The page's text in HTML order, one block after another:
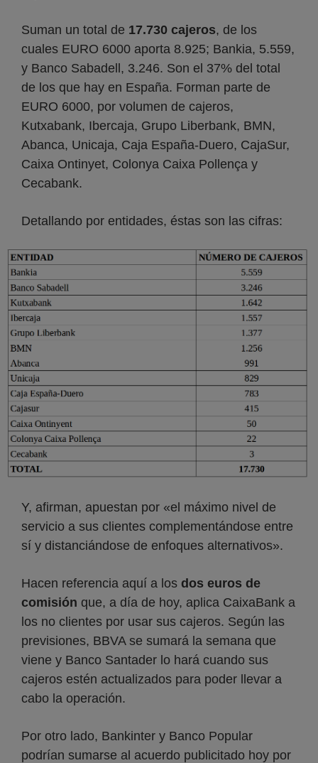
Suman un total de 17.730 cajeros, de los
cuales EURO 6000 aporta 8.925; Bankia, 5.559,
y Banco Sabadell, 3.246. Son el 37% del total
de los que hay en España. Forman parte de
EURO 6000, por volumen de cajeros,
Kutxabank, Ibercaja, Grupo Liberbank, BMN,
Abanca, Unicaja, Caja España-Duero, CajaSur,
Caixa Ontinyet, Colonya Caixa Pollença y
Cecabank.
Detallando por entidades, éstas son las cifras:
Y, afirman, apuestan por «el máximo nivel de
servicio a sus clientes complementándose entre
sí y distanciándose de enfoques alternativos».
Hacen referencia aquí a los dos euros de
comisión que, a día de hoy, aplica CaixaBank a
los no clientes por usar sus cajeros. Según las
previsiones, BBVA se sumará la semana que
viene y Banco Santader lo hará cuando sus
cajeros estén actualizados para poder llevar a
cabo la operación.
Por otro lado, Bankinter y Banco Popular
podrían sumarse al acuerdo publicitado hoy por